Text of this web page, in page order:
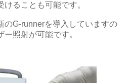
ることも可能です。
のG-runnerを導入していますの
照射が可能です。